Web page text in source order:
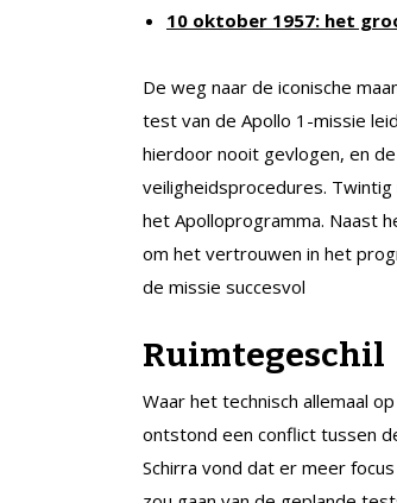
10 oktober 1957: het
De weg naar de iconische
test van de Apollo 1-missie
hierdoor nooit gevlogen, en
veiligheidsprocedures.
het Apolloprogramma. Naast
om het vertrouwen in het
de missie succesvol
Ruimtegeschil
Waar het technisch allemaal
ontstond een conflict tussen
Schirra vond dat er meer